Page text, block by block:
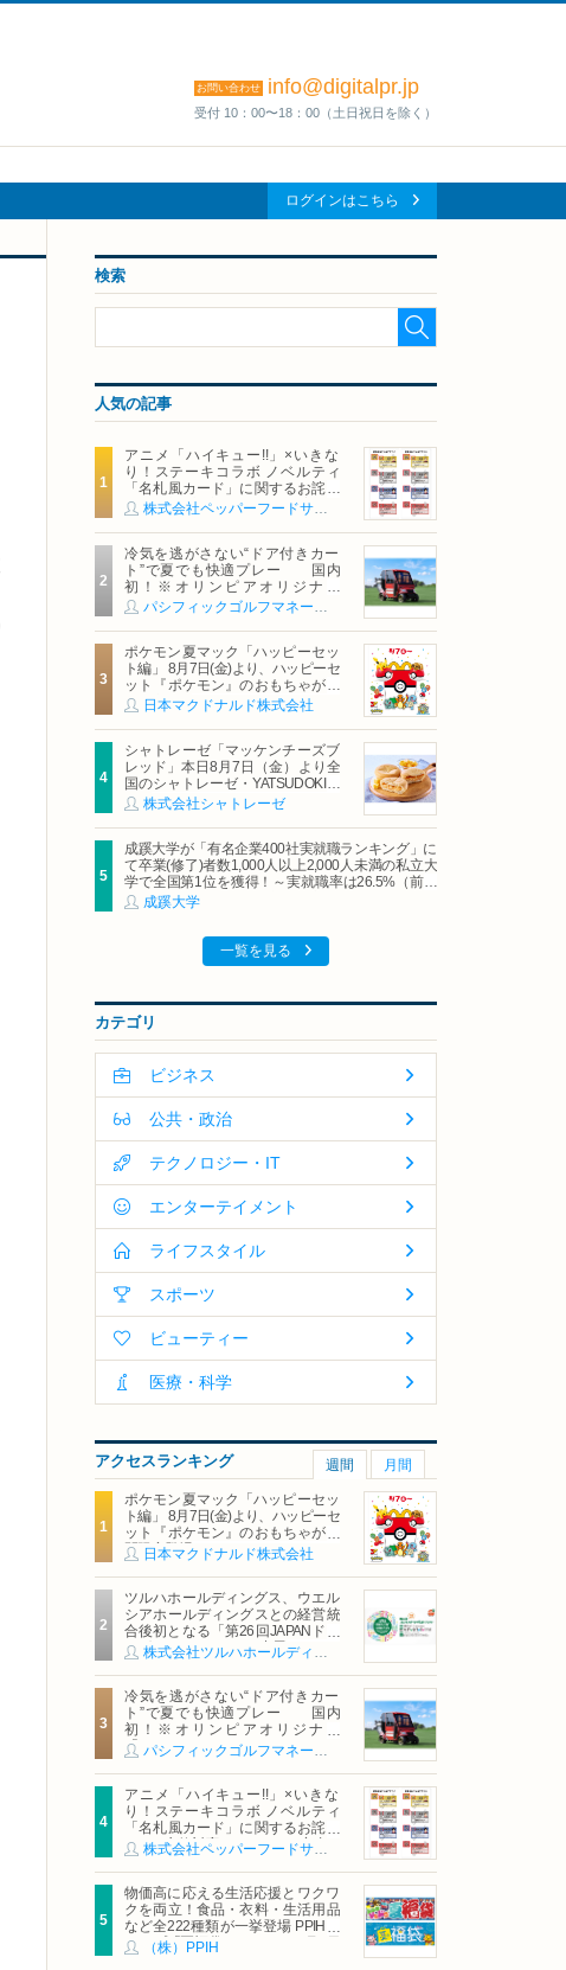
お問い合わせ info@digitalpr.jp
受付 10：00〜18：00（土日祝日を除く）
ログインはこちら
検索
人気の記事
アニメ「ハイキュー!!」×いきな
り！ステーキコラボ ノベルティ
「名札風カード」に関するお詫び
および交換対応についてのご案内
冷気を逃がさない“ドア付きカー
ト”で夏でも快適プレー 国内
初！※オリンピアオリジナル
「AirCon Cart（エアコンカー
ト）」導入 | ＰＧＭ
ポケモン夏マック「ハッピーセッ
ト編」 8月7日(金)より、ハッピーセ
ット『ポケモン』のおもちゃが期
間限定登場
日本マクドナルド株式会社
シャトレーゼ「マッケンチーズブ
レッド」本日8月7日（金）より全
国のシャトレーゼ・YATSUDOKIで
発売株式会社シャトレーゼ
成蹊大学が「有名企業400社実就職ランキング」に
て卒業(修了)者数1,000人以上2,000人未満の私立大
学で全国第1位を獲得！～実就職率は26.5%（前年
比＋4.3pt）に伸長、東京の私立大学でも10位にラ
ンクイン～
成蹊大学
一覧を見る
カテゴリ
ビジネス
公共・政治
テクノロジー・IT
エンターテイメント
ライフスタイル
スポーツ
ビューティー
医療・科学
アクセスランキング 週間 月間
ポケモン夏マック「ハッピーセッ
ト編」 8月7日(金)より、ハッピーセ
ット『ポケモン』のおもちゃが期
間限定登場
日本マクドナルド株式会社
ツルハホールディングス、ウエル
シアホールディングスとの経営統
合後初となる「第26回JAPANドラ
ッグストアショー」に出展
冷気を逃がさない“ドア付きカー
ト”で夏でも快適プレー 国内
初！※オリンピアオリジナル
「AirCon Cart（エアコンカー
ト）」導入 | ＰＧＭ
アニメ「ハイキュー!!」×いきな
り！ステーキコラボ ノベルティ
「名札風カード」に関するお詫び
および交換対応についてのご案内
物価高に応える生活応援とワクワ
クを両立！食品・衣料・生活用品
など全222種類が一挙登場 PPIHグ
ループ「夏福袋」＆セール 8月6日
(木)より順次スタート
（株）PPIH